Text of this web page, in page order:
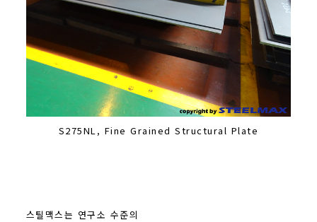
S275NL, Fine Grained Structural Plate
스틸맥스는 연구소 수준의